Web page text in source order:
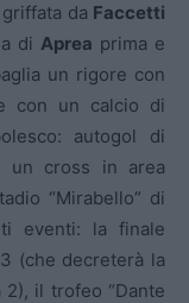
da Faccetti
di Aprea prima e
un rigore con
con un calcio di
autogol di
un cross in area
“Mirabello” di
eventi: la finale
(che decreterà la
il trofeo “Dante